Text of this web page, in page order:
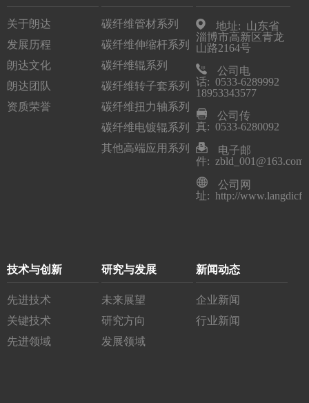
关于朗达
发展历程
朗达文化
朗达团队
资质荣誉
碳纤维管材系列
碳纤维伸缩杆系列
碳纤维辊系列
碳纤维转子套系列
碳纤维扭力轴系列
碳纤维电镀辊系列
其他高端应用系列
地址: 山东省
淄博市高新区青龙
山路2164号
公司电
话: 0533-6289992
18953343577
公司传
真: 0533-6280092
电子邮
件: zbld_001@163.com
公司网
址: http://
技术与创新
先进技术
关键技术
先进领域
研究与发展
未来展望
研究方向
发展领域
新闻动态
企业新闻
行业新闻